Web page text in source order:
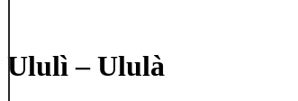
Ululì – Ululà